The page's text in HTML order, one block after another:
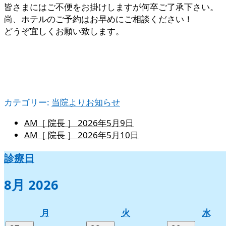
皆さまにはご不便をお掛けしますが何卒ご了承下さい。
尚、ホテルのご予約はお早めにご相談ください！
どうぞ宜しくお願い致します。
カテゴリー: 当院よりお知らせ
AM［ 院長 ］ 2026年5月9日
AM［ 院長 ］ 2026年5月10日
診療日
8月 2026
月 火 水水